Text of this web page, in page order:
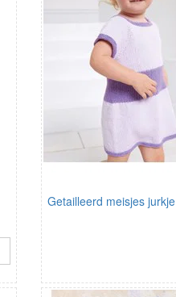
Getailleerd meisjes jurkje